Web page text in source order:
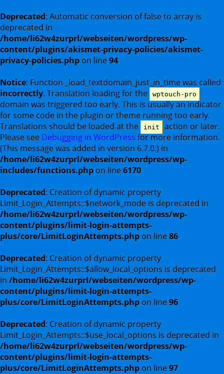
Deprecated: Automatic conversion of false to array is
deprecated in
/home/li62w4zurprl/webseiten/wordpress/wp-
content/plugins/akismet-privacy-policies/akismet-
privacy-policies.php on line94
Notice: Function _load_textdomain_just_in_time was called
incorrectly. Translation loading for the wptouch-pro
domain was triggered too early. This is usually an indicator
for some code in the plugin or theme running too early.
Translations should be loaded at the
init
action or later.
Please see Debugging in WordPress for more information.
(This message was added in version 6.7.0.) in
/home/li62w4zurprl/webseiten/wordpress/wp-
includes/functions.php on line6170
Deprecated: Creation of dynamic property
Limit_Login_Attempts::$network_mode is deprecated in
/home/li62w4zurprl/webseiten/wordpress/wp-
content/plugins/limit-login-attempts-
plus/core/LimitLoginAttempts.php on line86
Deprecated: Creation of dynamic property
Limit_Login_Attempts::$allow_local_options is deprecated
in /home/li62w4zurprl/webseiten/wordpress/wp-
content/plugins/limit-login-attempts-
plus/core/LimitLoginAttempts.php on line96
Deprecated: Creation of dynamic property
Limit_Login_Attempts::$use_local_options is deprecated in
/home/li62w4zurprl/webseiten/wordpress/wp-
content/plugins/limit-login-attempts-
plus/core/LimitLoginAttempts.php on line97